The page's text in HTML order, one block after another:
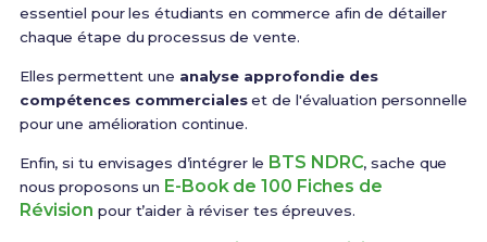
essentiel pour les étudiants en commerce afin de détailler
chaque étape du processus de vente.
Elles permettent une analyse approfondie des
compétences commercialeset de l'évaluation personnelle
pour une amélioration continue.
Enfin, si tu envisages d’intégrer le BTS NDRC, sache que
nous proposons un E-Book de 100 Fiches de
Révision pour t’aider à réviser tes épreuves.